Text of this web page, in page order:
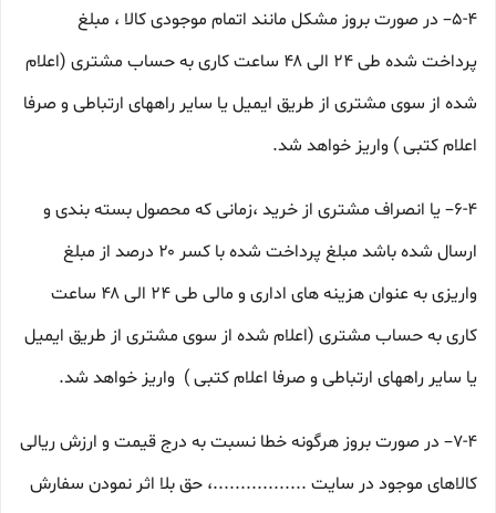
5-۴– در صورت بروز مشکل مانند اتمام موجودی کالا ، مبلغ
پرداخت شده طی ۲۴ الی ۴۸ ساعت کاری به حساب مشتری (اعلام
شده از سوی مشتری از طریق ایمیل یا سایر راههای ارتباطی و صرفا
اعلام کتبی ) واریز خواهد شد.
6-۴– یا انصراف مشتری از خرید ،زمانی که محصول بسته بندی و
ارسال شده باشد مبلغ پرداخت شده با کسر ۲۰ درصد از مبلغ
واریزی به عنوان هزینه های اداری و مالی طی ۲۴ الی ۴۸ ساعت
کاری به حساب مشتری (اعلام شده از سوی مشتری از طریق ایمیل
یا سایر راههای ارتباطی و صرفا اعلام کتبی ) واریز خواهد شد.
7-۴– در صورت بروز هرگونه خطا نسبت به درج قیمت و ارزش ریالی
کالاهای موجود در سایت .................، حق بلا اثر نمودن سفارش